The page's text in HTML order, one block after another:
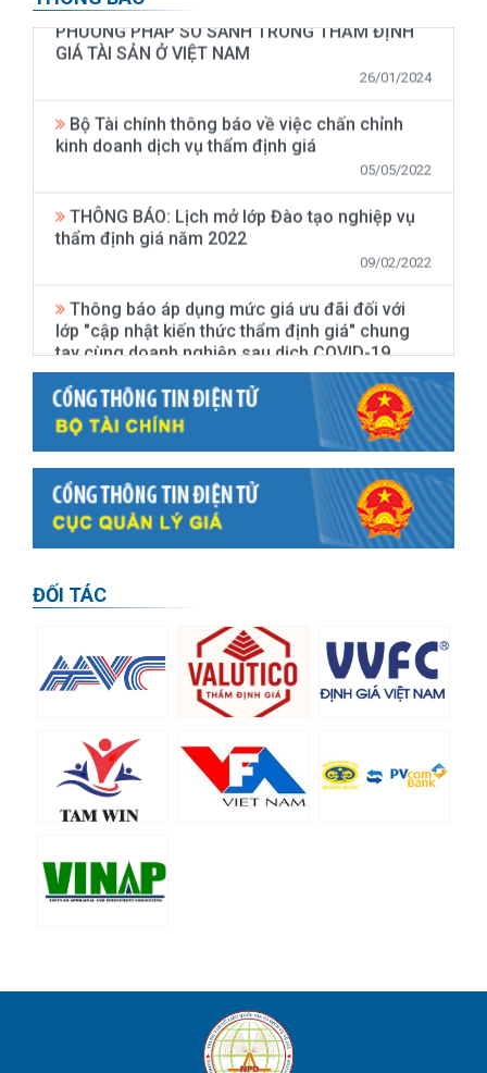
PHƯƠNG PHÁP SO SÁNH TRONG THẨM ĐỊNH
GIÁ TÀI SẢN Ở VIỆT NAM
kinh doanh dịch vụ thẩm định giá
THÔNG BÁO: Lịch mở lớp Đào tạo nghiệp vụ
thẩm định giá năm 2022
lớp "cập nhật kiến thức thẩm định giá" chung
tay cùng doanh nghiệp sau dịch COVID-19
12/05/2020
Thông báo mở lớp Đào tạo nghiệp vụ thẩm
định giá tại Hà Nội năm 2020
11/05/2020
Thông báo 1119/TB-BTC về việc trao thẻ
thẩm định viên về giá kỳ thi lần thứ 14 năm
Thông báo về việc mở lớp cập nhật kiến thức
thẩm định giá (lớp cuối cùng của năm 2019)
16/04/2020
ĐỐI TÁC